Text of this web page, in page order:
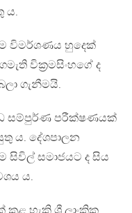
ය.
විමර්ශණය හුදෙක්
වික්‍රමසිංහගේ ද
ගැනීමයි.
සම්පුර්ණ පරීක්ෂණයක්
ය. දේශපාලන
සිවිල් සමාජයට ද සිය
ය.
හැකි ශ්‍රී ලාංකික